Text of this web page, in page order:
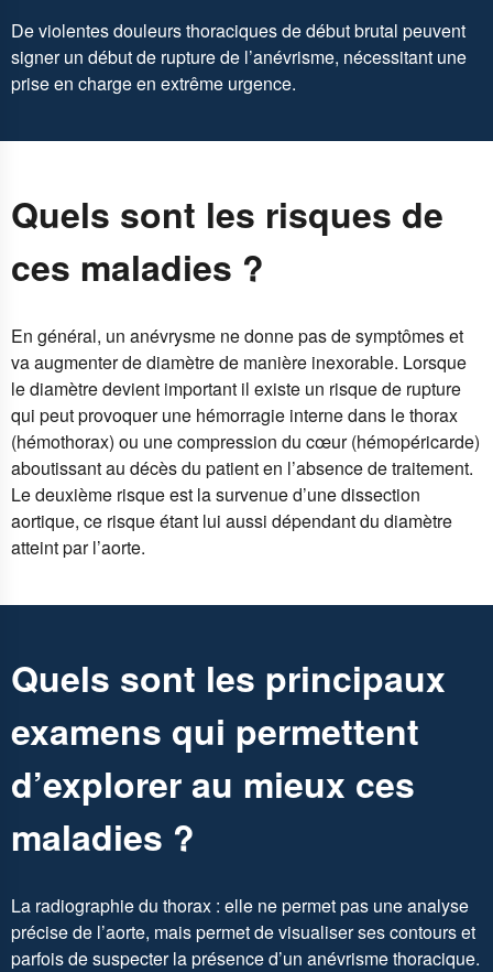
De violentes douleurs thoraciques de début brutal peuvent
signer un début de rupture de l’anévrisme, nécessitant une
prise en charge en extrême urgence.
Quels sont les risques de
ces maladies ?
En général, un anévrysme ne donne pas de symptômes et
va augmenter de diamètre de manière inexorable. Lorsque
le diamètre devient important il existe un risque de rupture
qui peut provoquer une hémorragie interne dans le thorax
(hémothorax) ou une compression du cœur (hémopéricarde)
aboutissant au décès du patient en l’absence de traitement.
Le deuxième risque est la survenue d’une dissection
aortique, ce risque étant lui aussi dépendant du diamètre
atteint par l’aorte.
Quels sont les principaux
examens qui permettent
d’explorer au mieux ces
maladies ?
La radiographie du thorax : elle ne permet pas une analyse
précise de l’aorte, mais permet de visualiser ses contours et
parfois de suspecter la présence d’un anévrisme thoracique.